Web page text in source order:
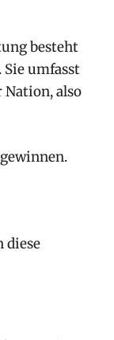
besteht
umfasst
Nation, also
diese